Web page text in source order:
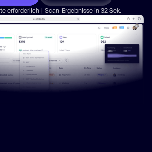
erforderlich | Scan-Ergebnisse in 32 Sek.